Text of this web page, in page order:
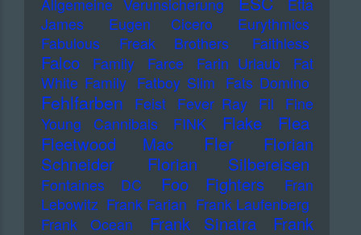
Allgemeine Verunsicherung
Etta
James
Eugen Cicero
Eurythmics
Fabulous Freak Brothers
Faithless
Falco Family Farce Farin Urlaub
Fat
White Family Fatboy Slim Fats Domino
Fehlfarben Feist Fever Ray Fil
Fine
Young Cannibals
FINK Flake
Flea
Fleetwood Mac
Fler
Florian
Schneider
Florian Silbereisen
Fontaines DC Foo Fighters
Fran
Lebowitz Frank Farian Frank Laufenberg
Frank Ocean
Frank Sinatra
Frank